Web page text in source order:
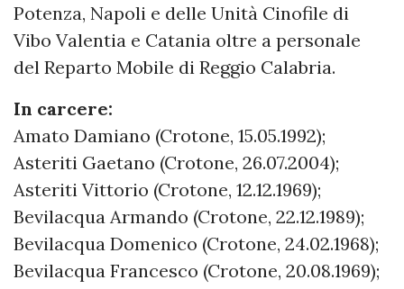
Potenza, Napoli e delle Unità Cinofile di
Vibo Valentia e Catania oltre a personale
del Reparto Mobile di Reggio Calabria.
In carcere:
Amato Damiano (Crotone, 15.05.1992);
Asteriti Gaetano (Crotone, 26.07.2004);
Asteriti Vittorio (Crotone, 12.12.1969);
Bevilacqua Armando (Crotone, 22.12.1989);
Bevilacqua Domenico (Crotone, 24.02.1968);
Bevilacqua Francesco (Crotone, 20.08.1969);